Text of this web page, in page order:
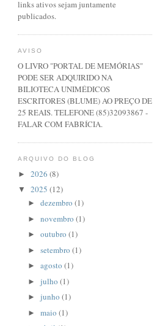
links ativos sejam juntamente
publicados.
AVISO
O LIVRO "PORTAL DE MEMÓRIAS"
PODE SER ADQUIRIDO NA
BILIOTECA UNIMÉDICOS
ESCRITORES (BLUME) AO PREÇO DE
25 REAIS. TELEFONE (85)32093867 -
FALAR COM FABRÍCIA.
ARQUIVO DO BLOG
► 2026 (8)
▼ 2025 (12)
► dezembro (1)
► novembro (1)
► outubro (1)
► setembro (1)
► agosto (1)
► julho (1)
► junho (1)
► maio (1)